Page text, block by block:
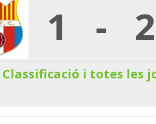
1 - 2
Classificació i totes les